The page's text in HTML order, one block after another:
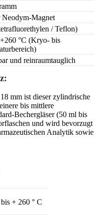
Neodym-Magnet
/ Teflon)
°C (Kryo- bis
und reinraumtauglich
mm ist dieser zylindrische
bis mittlere
Bechergläser (50 ml bis
und wird bevorzugt
Analytik sowie
+ 260 ° C